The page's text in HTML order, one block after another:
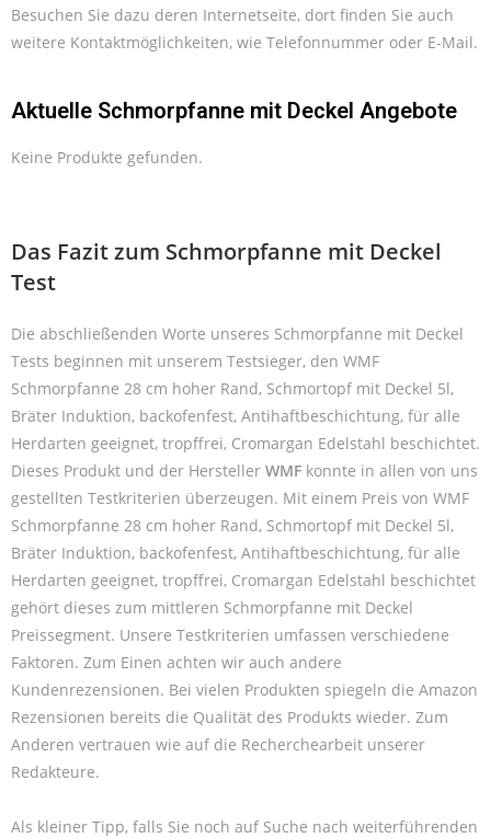
Besuchen Sie dazu deren Internetseite, dort finden Sie auch
weitere Kontaktmöglichkeiten, wie Telefonnummer oder E-Mail.
Aktuelle Schmorpfanne mit Deckel Angebote
Keine Produkte gefunden.
Das Fazit zum Schmorpfanne mit Deckel
Test
Die abschließenden Worte unseres Schmorpfanne mit Deckel
Tests beginnen mit unserem Testsieger, den WMF
Schmorpfanne 28 cm hoher Rand, Schmortopf mit Deckel 5l,
Bräter Induktion, backofenfest, Antihaftbeschichtung, für alle
Herdarten geeignet, tropffrei, Cromargan Edelstahl beschichtet.
Dieses Produkt und der Hersteller WMF konnte in allen von uns
gestellten Testkriterien überzeugen. Mit einem Preis von WMF
Schmorpfanne 28 cm hoher Rand, Schmortopf mit Deckel 5l,
Bräter Induktion, backofenfest, Antihaftbeschichtung, für alle
Herdarten geeignet, tropffrei, Cromargan Edelstahl beschichtet
gehört dieses zum mittleren Schmorpfanne mit Deckel
Preissegment. Unsere Testkriterien umfassen verschiedene
Faktoren. Zum Einen achten wir auch andere
Kundenrezensionen. Bei vielen Produkten spiegeln die Amazon
Rezensionen bereits die Qualität des Produkts wieder. Zum
Anderen vertrauen wie auf die Recherchearbeit unserer
Redakteure.
Als kleiner Tipp, falls Sie noch auf Suche nach weiterführenden